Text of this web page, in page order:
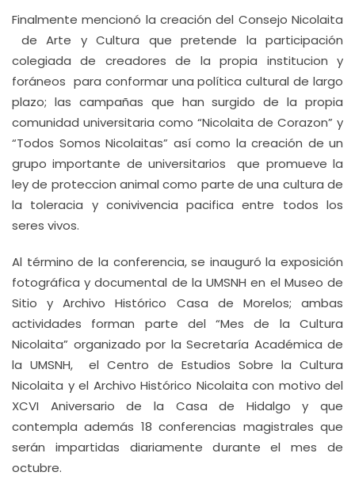
Finalmente mencionó la creación del Consejo Nicolaita
de Arte y Cultura que pretende la participación
colegiada de creadores de la propia institucion y
foráneos para conformar una política cultural de largo
plazo; las campañas que han surgido de la propia
comunidad universitaria como “Nicolaita de Corazon” y
“Todos Somos Nicolaitas” así como la creación de un
grupo importante de universitarios que promueve la
ley de proteccion animal como parte de una cultura de
la toleracia y conivivencia pacifica entre todos los
seres vivos.
Al término de la conferencia, se inauguró la exposición
fotográfica y documental de la UMSNH en el Museo de
Sitio y Archivo Histórico Casa de Morelos; ambas
actividades forman parte del “Mes de la Cultura
Nicolaita” organizado por la Secretaría Académica de
la UMSNH, el Centro de Estudios Sobre la Cultura
Nicolaita y el Archivo Histórico Nicolaita con motivo del
XCVI Aniversario de la Casa de Hidalgo y que
contempla además 18 conferencias magistrales que
serán impartidas diariamente durante el mes de
octubre.